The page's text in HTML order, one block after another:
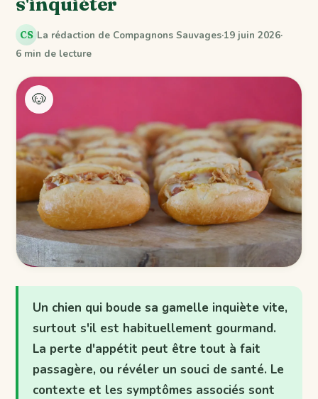
CS La rédaction de Compagnons Sauvages·19 juin 2026·
6 min de lecture
🐶
Un chien qui boude sa gamelle inquiète vite,
surtout s'il est habituellement gourmand.
La perte d'appétit peut être tout à fait
passagère, ou révéler un souci de santé. Le
contexte et les symptômes associés sont